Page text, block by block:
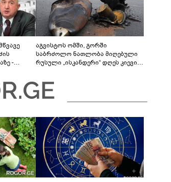
-
კი
აგვისტოს ომში, გორში
საბრძოლო ნათლობა მიღებული
რუსული „ისკანდერი“ დღეს კიევის